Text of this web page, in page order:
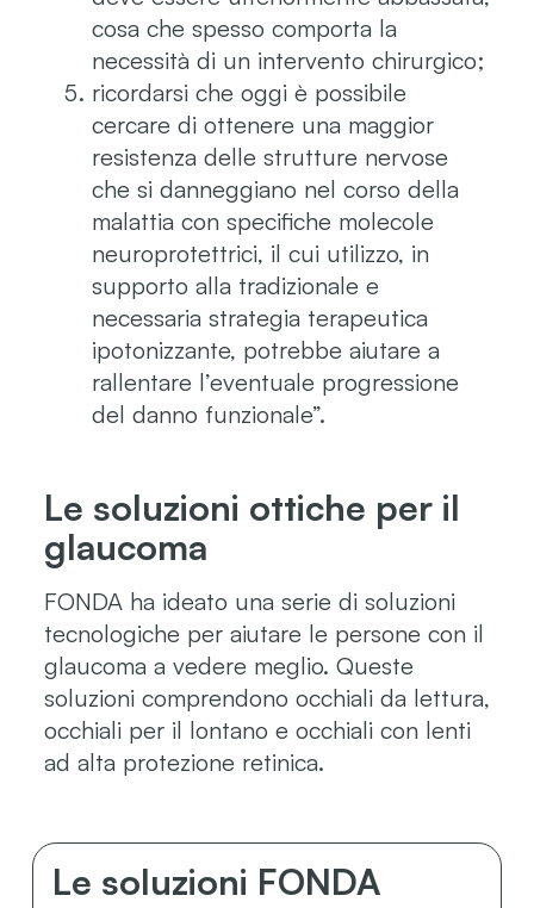
cosa che spesso comporta la
necessità di un intervento chirurgico;
ricordarsi che oggi è possibile
cercare di ottenere una maggior
resistenza delle strutture nervose
che si danneggiano nel corso della
malattia con specifiche molecole
neuroprotettrici, il cui utilizzo, in
supporto alla tradizionale e
necessaria strategia terapeutica
ipotonizzante, potrebbe aiutare a
rallentare l’eventuale progressione
del danno funzionale”.
Le soluzioni ottiche per il
glaucoma
FONDA ha ideato una serie di soluzioni
tecnologiche per aiutare le persone con il
glaucoma a vedere meglio. Queste
soluzioni comprendono occhiali da lettura,
occhiali per il lontano e occhiali con lenti
ad alta protezione retinica.
Le soluzioni FONDA